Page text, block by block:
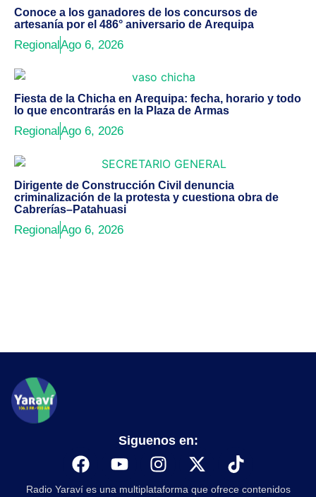
Conoce a los ganadores de los concursos de
artesanía por el 486° aniversario de Arequipa
RegionalAgo 6, 2026
Fiesta de la Chicha en Arequipa: fecha, horario y todo
lo que encontrarás en la Plaza de Armas
Regional Ago 6, 2026
Dirigente de Construcción Civil denuncia
criminalización de la protesta y cuestiona obra de
Cabrerías–Patahuasi
RegionalAgo 6, 2026
Radio Yaraví es una multiplataforma que ofrece contenidos
Siguenos en: